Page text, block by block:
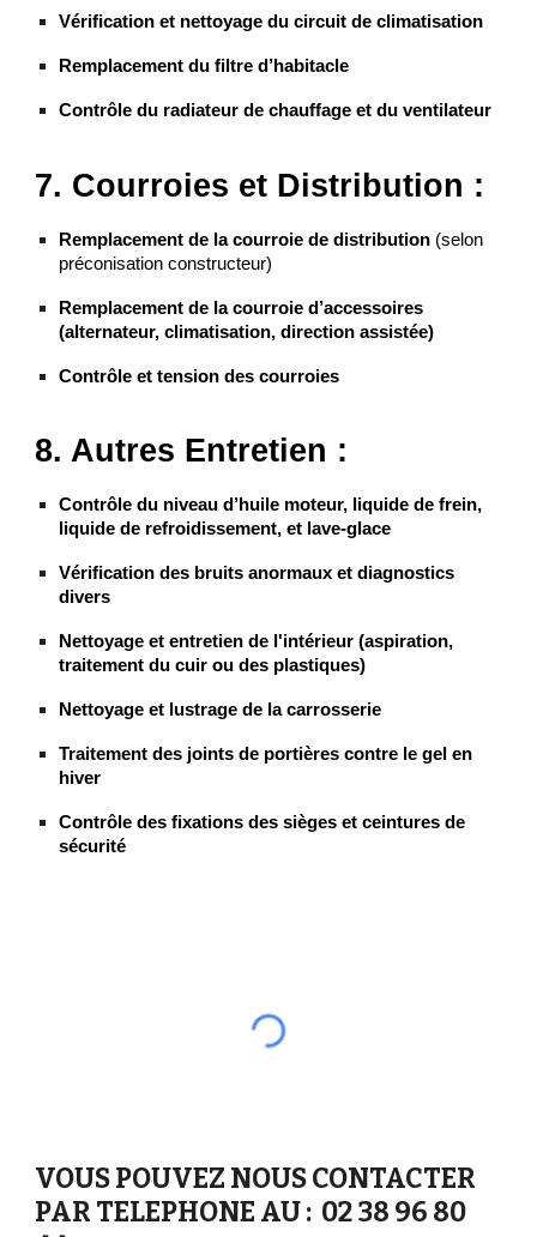
Vérification et nettoyage du circuit de climatisation
Remplacement du filtre d’habitacle
Contrôle du radiateur de chauffage et du ventilateur
7. Courroies et Distribution :
Remplacement de la courroie de distribution (selon
préconisation constructeur)
Remplacement de la courroie d’accessoires
(alternateur, climatisation, direction assistée)
Contrôle et tension des courroies
8. Autres Entretien :
Contrôle du niveau d’huile moteur, liquide de frein,
liquide de refroidissement, et lave-glace
Vérification des bruits anormaux et diagnostics
divers
Nettoyage et entretien de l'intérieur (aspiration,
traitement du cuir ou des plastiques)
Nettoyage et lustrage de la carrosserie
Traitement des joints de portières contre le gel en
hiver
Contrôle des fixations des sièges et ceintures de
sécurité
VOUS POUVEZ NOUS CONTACTER
PAR TELEPHONE AU : 02 38 96 80